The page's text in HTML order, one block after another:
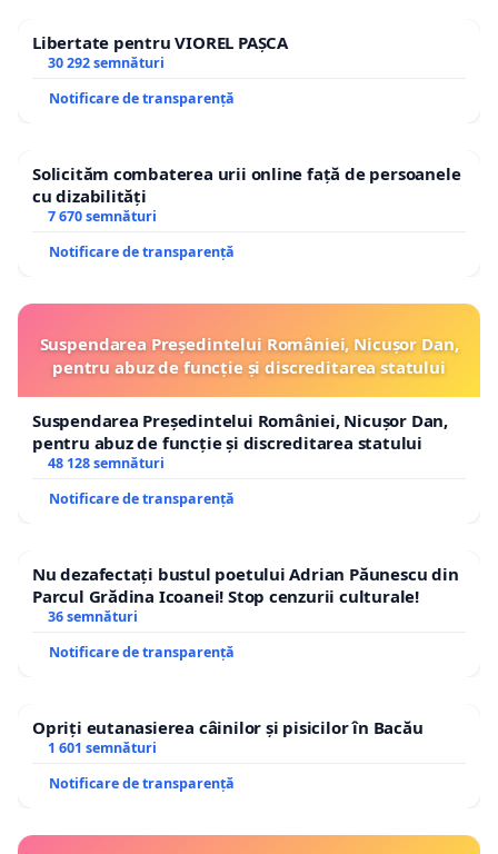
Libertate pentru VIOREL PAȘCA
30 292 semnături
Notificare de transparență
Solicităm combaterea urii online față de persoanele
cu dizabilități
7 670 semnături
Notificare de transparență
Suspendarea Președintelui României, Nicușor Dan,
pentru abuz de funcție și discreditarea statului
Suspendarea Președintelui României, Nicușor Dan,
pentru abuz de funcție și discreditarea statului
48 128 semnături
Notificare de transparență
Nu dezafectați bustul poetului Adrian Păunescu din
Parcul Grădina Icoanei! Stop cenzurii culturale!
36 semnături
Notificare de transparență
Opriți eutanasierea câinilor și pisicilor în Bacău
1 601 semnături
Notificare de transparență